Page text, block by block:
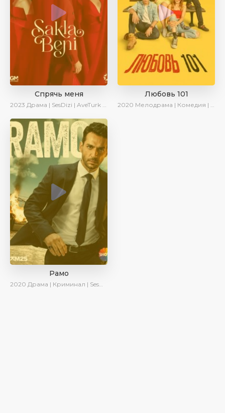
Спрячь меня
2023 Драма | SesDizi | AveTurk | AlisaDirilis | Сериалы 2023
Любовь 101
2020 Мелодрама | Комедия | Ирина Котова
Рамо
2020 Драма | Криминал | SesDizi | Ирина Котова